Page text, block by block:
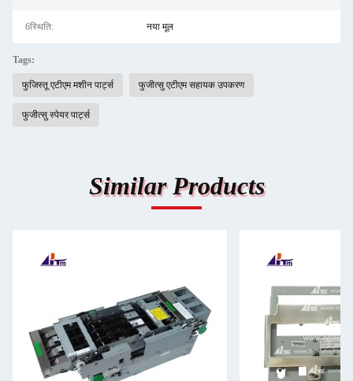
6स्थिति: नया मूल
Tags:
फुजिस्तू एटीएम मशीन पार्ट्स फुजीत्सु एटीएम सहायक उपकरण
फुजीत्सु स्पेयर पार्ट्स
Similar Products